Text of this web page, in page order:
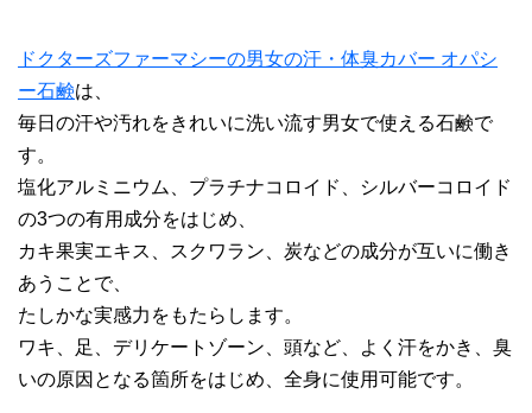
ドクターズファーマシーの男女の汗・体臭カバー オパシ
ー石鹸は、
毎日の汗や汚れをきれいに洗い流す男女で使える石鹸で
す。
塩化アルミニウム、プラチナコロイド、シルバーコロイド
の3つの有用成分をはじめ、
カキ果実エキス、スクワラン、炭などの成分が互いに働き
あうことで、
たしかな実感力をもたらします。
ワキ、足、デリケートゾーン、頭など、よく汗をかき、臭
いの原因となる箇所をはじめ、全身に使用可能です。